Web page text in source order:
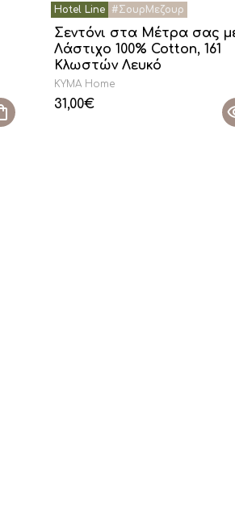
Σεντόνι στα Μέτρα σας
Λάστιχο 100% Cotton, 161
Κλωστών Λευκό
KYMA Home
31,00€